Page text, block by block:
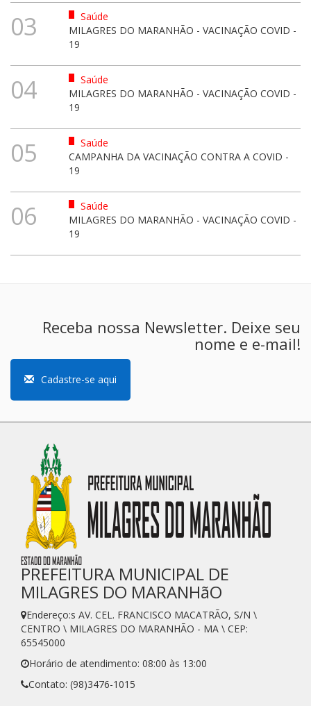
03
Saúde
MILAGRES DO MARANHÃO - VACINAÇÃO COVID -
19
04
Saúde
MILAGRES DO MARANHÃO - VACINAÇÃO COVID -
19
05
Saúde
CAMPANHA DA VACINAÇÃO CONTRA A COVID -
19
06
Saúde
MILAGRES DO MARANHÃO - VACINAÇÃO COVID -
19
Receba nossa Newsletter. Deixe seu
nome e e-mail!
Cadastre-se aqui
PREFEITURA MUNICIPAL DE
MILAGRES DO MARANHãO
Endereço:s AV. CEL. FRANCISCO MACATRÃO, S/N \
CENTRO \ MILAGRES DO MARANHÃO - MA \ CEP:
65545000
Horário de atendimento: 08:00 às 13:00
Contato: (98)3476-1015